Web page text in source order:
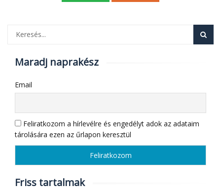
Maradj naprakész
Email
Feliratkozom a hírlevélre és engedélyt adok az adataim
tárolására ezen az űrlapon keresztül
Friss tartalmak